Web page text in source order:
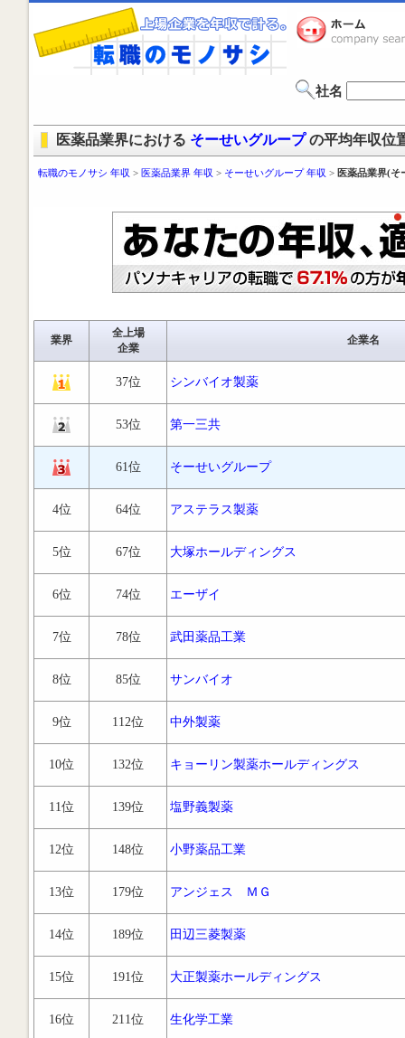
社名
医薬品業界における そーせいグループの平均年収位
転職のモノサシ 年収 > 医薬品業界 年収 > そーせいグループ 年収 > 医薬品業界(そ
業界
全上場
企業
企業名
37位 シンバイオ製薬
53位 第一三共
61位 そーせいグループ
4位 64位 アステラス製薬
5位 67位 大塚ホールディングス
6位 74位 エーザイ
7位 78位 武田薬品工業
8位 85位 サンバイオ
9位 112位 中外製薬
10位 132位 キョーリン製薬ホールディングス
11位 139位 塩野義製薬
12位 148位 小野薬品工業
13位 179位 アンジェス ＭＧ
14位 189位 田辺三菱製薬
15位 191位 大正製薬ホールディングス
16位 211位 生化学工業